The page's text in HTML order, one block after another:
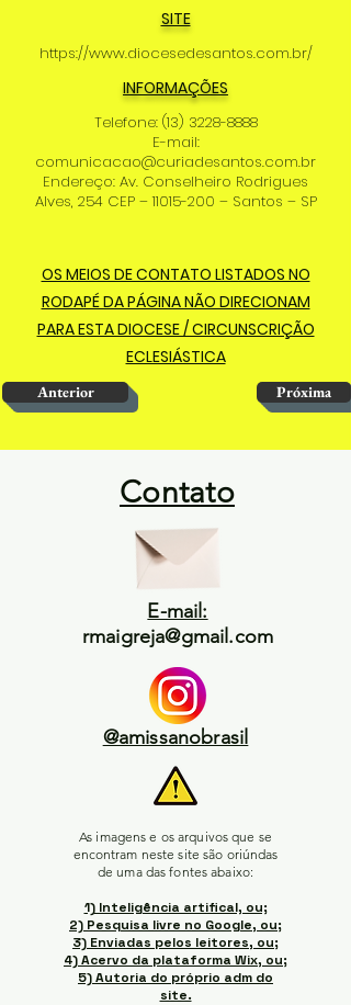
SITE
https://www.diocesedesantos.com.br/
INFORMAÇÕES
Telefone: (13) 3228-8888
E-mail:
comunicacao@curiadesantos.com.br
Endereço: Av. Conselheiro Rodrigues
Alves, 254 CEP –11015-200 – Santos – SP
OS MEIOS DE CONTATO LISTADOS NO
RODAPÉ DA PÁGINA NÃO DIRECIONAM
PARA ESTA DIOCESE / CIRCUNSCRIÇÃO
ECLESIÁSTICA
Anterior Próxima
Contato
E-mail:
rmaigreja@gmail.com
@amissanobrasil
As imagens e os arquivos que se
encontram neste site são oriúndas
de uma das fontes abaixo:
1) Inteligência artifical, ou;
2) Pesquisa livre no Google, ou;
3) Enviadas pelos leitores, ou;
4) Acervo da plataforma Wix, ou;
5) Autoria do próprio adm do
site.